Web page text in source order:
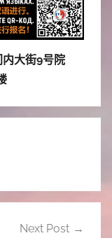
大街9号院
Next Post